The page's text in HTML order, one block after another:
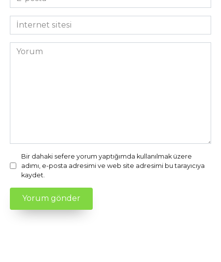
posta
*İnternet
sitesi
Yorum
Bir dahaki sefere yorum yaptığımda kullanılmak üzere
adımı, e-posta adresimi ve web site adresimi bu tarayıcıya
kaydet.